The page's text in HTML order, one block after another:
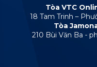
Tòa VTC
18 Tam Trinh –
Tòa
210 Bùi Văn Ba -